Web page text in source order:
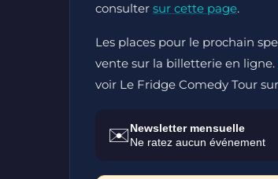
consulter sur cette page.
Les places pour le prochain
vente sur la billetterie en ligne.
voir Le Fridge Comedy Tour
✉️Newsletter mensuelle
Ne ratez aucun événement